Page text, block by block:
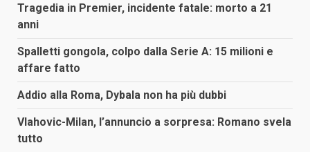
Tragedia in Premier, incidente fatale: morto a 21
anni
Spalletti gongola, colpo dalla Serie A: 15 milioni e
affare fatto
Addio alla Roma, Dybala non ha più dubbi
Vlahovic-Milan, l’annuncio a sorpresa: Romano svela
tutto